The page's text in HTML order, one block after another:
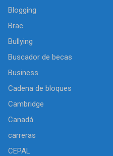
Blogging
Brac
Bullying
Buscador de becas
Business
Cadena de bloques
Cambridge
Canadá
carreras
CEPAL